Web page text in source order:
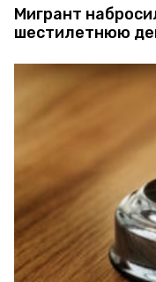
Мигрант
шестилетнюю